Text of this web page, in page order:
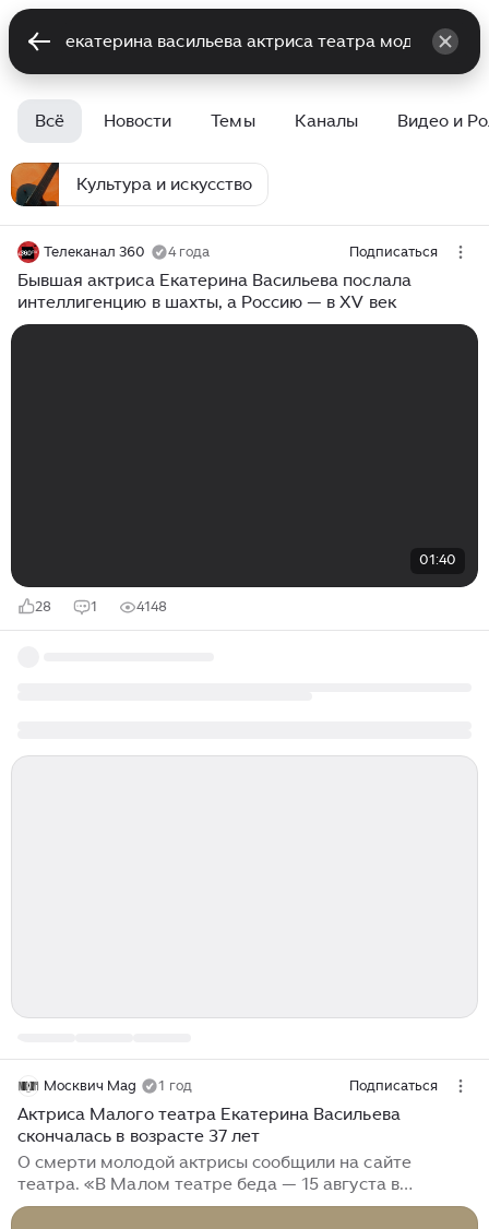
Всё Новости Темы Каналы Видео и
Культура и искусство
Телеканал 360 4 года Подписаться
Бывшая актриса Екатерина Васильева послала
интеллигенцию в шахты, а Россию — в ХV век
01:40
28 1 4148
Москвич Mag 1 год Подписаться
Актриса Малого театра Екатерина Васильева
скончалась в возрасте 37 лет
О смерти молодой актрисы сообщили на сайте
театра. «В Малом театре беда — 15 августа в
результате несчастного случая скончалась Екатерина